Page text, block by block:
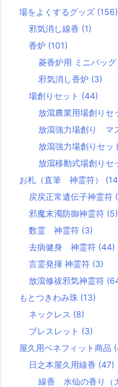
場をよくするグッズ (156)
邪気消し線香 (1)
香炉 (101)
菱香炉用 ミニバッグ
邪気消し香炉 (3)
場創りセット (44)
放瀉農業用場創りセ
放瀉強力場創り マ
放瀉強力場創りセッ
放瀉移動式場創りセ
お札（直筆 神霊符）
戻戻正常遺伝子神霊符
邪魔末濁防御神霊符 (5)
数霊 神霊符 (3)
去病健身 神霊符 (44)
言霊発揮 神霊符 (3)
放瀉修祓邪気神霊符
もとつきわみ珠 (13)
ネックレス (8)
ブレスレット (3)
屋久用ベネフィット商品
日之本屋久用線香 (47)
線香 水仙の香り（